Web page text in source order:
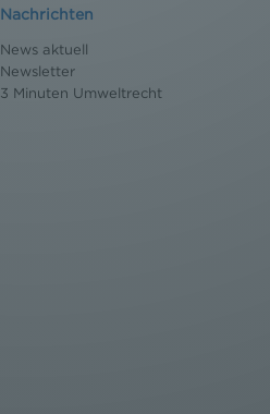
Nachrichten
News aktuell
Newsletter
3 Minuten Umweltrecht